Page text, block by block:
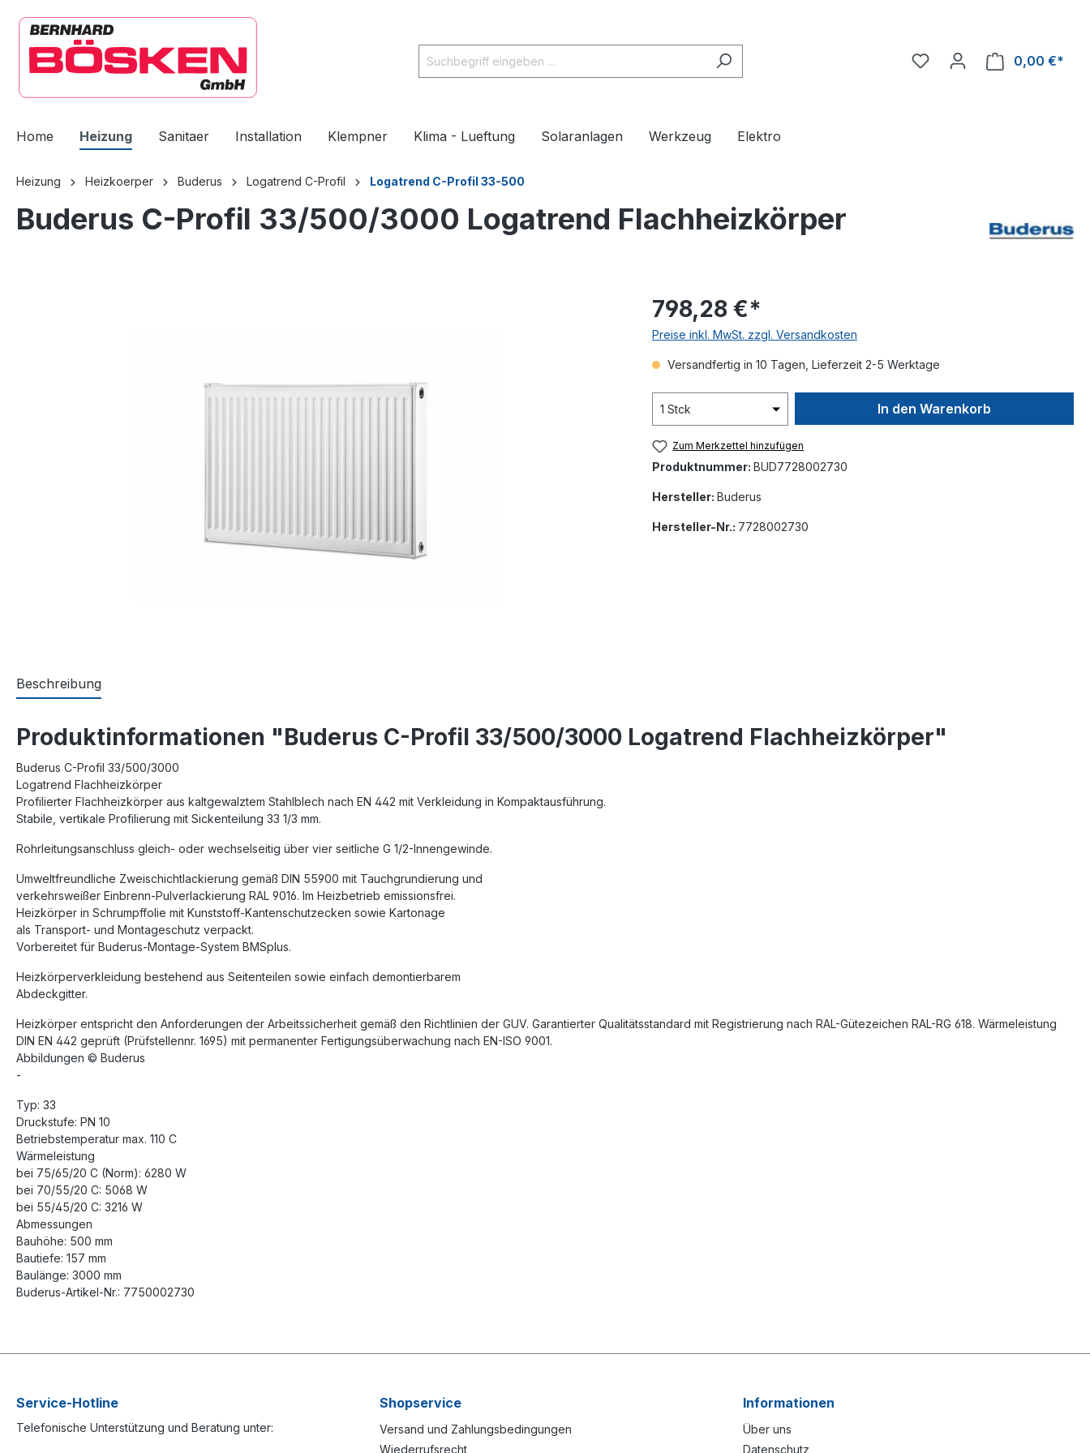
Zur Hauptnavigation springen
0,00 €*
Home Heizung Sanitaer Installation Klempner Klima - Lueftung Solaranlagen Werkzeug Elektro
Heizung Heizkoerper Buderus Logatrend C-Profil Logatrend C-Profil 33-500
Buderus C-Profil 33/500/3000 Logatrend Flachheizkörper
798,28 €*
Preise inkl. MwSt. zzgl. Versandkosten
Versandfertig in 10 Tagen, Lieferzeit 2-5 Werktage
In den Warenkorb
Zum Merkzettel hinzufügen
Produktnummer: BUD7728002730
Hersteller: Buderus
Hersteller-Nr.: 7728002730
Beschreibung
Produktinformationen "Buderus C-Profil 33/500/3000 Logatrend Flachheizkörper"
Buderus C-Profil 33/500/3000
Logatrend Flachheizkörper
Profilierter Flachheizkörper aus kaltgewalztem Stahlblech nach EN 442 mit Verkleidung in Kompaktausführung.
Stabile, vertikale Profilierung mit Sickenteilung 33 1/3 mm.
Rohrleitungsanschluss gleich- oder wechselseitig über vier seitliche G 1/2-Innengewinde.
Umweltfreundliche Zweischichtlackierung gemäß DIN 55900 mit Tauchgrundierung und
verkehrsweißer Einbrenn-Pulverlackierung RAL 9016. Im Heizbetrieb emissionsfrei.
Heizkörper in Schrumpffolie mit Kunststoff-Kantenschutzecken sowie Kartonage
als Transport- und Montageschutz verpackt.
Vorbereitet für Buderus-Montage-System BMSplus.
Heizkörperverkleidung bestehend aus Seitenteilen sowie einfach demontierbarem
Abdeckgitter.
Heizkörper entspricht den Anforderungen der Arbeitssicherheit gemäß den Richtlinien der GUV. Garantierter Qualitätsstandard mit Registrierung nach RAL-Gütezeichen RAL-RG 618. Wärmeleistung
DIN EN 442 geprüft (Prüfstellennr. 1695) mit permanenter Fertigungsüberwachung nach EN-ISO 9001.
Abbildungen © Buderus
-
Typ: 33
Druckstufe: PN 10
Betriebstemperatur max. 110 C
Wärmeleistung
bei 75/65/20 C (Norm): 6280 W
bei 70/55/20 C: 5068 W
bei 55/45/20 C: 3216 W
Abmessungen
Bauhöhe: 500 mm
Bautiefe: 157 mm
Baulänge: 3000 mm
Buderus-Artikel-Nr.: 7750002730
Service-Hotline
Telefonische Unterstützung und Beratung unter:
Shopservice
Versand und Zahlungsbedingungen
Wiederrufsrecht
Informationen
Über uns
Datenschutz